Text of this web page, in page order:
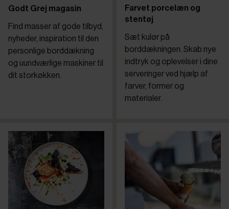
Godt Grej magasin
Find masser af gode tilbyd,
nyheder, inspiration til den
personlige borddækning
og uundværlige maskiner til
dit storkøkken.
Farvet porcelæn og
stentøj
Sæt kulør på
borddækningen. Skab nye
indtryk og oplevelser i dine
serveringer ved hjælp af
farver, former og
materialer.